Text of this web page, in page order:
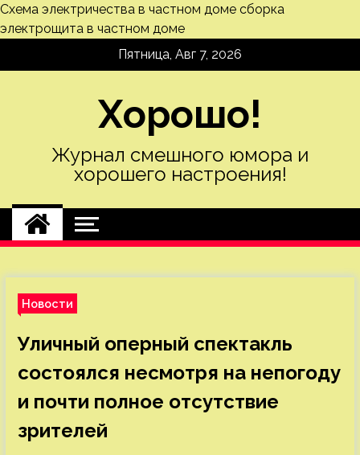
Схема электричества в частном доме сборка
электрощита в частном доме
Пятница, Авг 7, 2026
Хорошо!
Журнал смешного юмора и
хорошего настроения!
Новости
Уличный оперный спектакль
состоялся несмотря на непогоду
и почти полное отсутствие
зрителей